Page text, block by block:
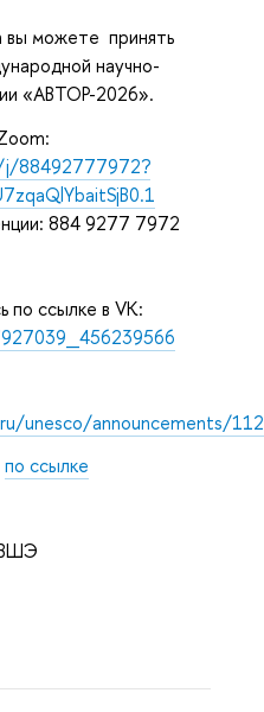
вы можете принять
научно-
«АВТОР-2026».
j/88492777972?
884 9277 7972
по ссылке в VK:
unesco/announcements/
по ссылке